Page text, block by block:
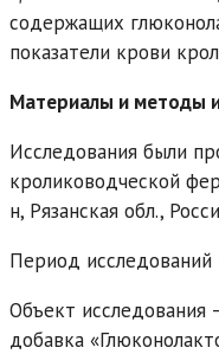
содержащих
показатели крови
Материалы и методы
Исследования были
кролиководческой
н, Рязанская обл.,
Период исследований
Объект исследования
добавка